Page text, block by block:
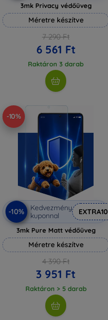
3mk Privacy védőüveg
Méretre készítve
7 290 Ft
6 561 Ft
Raktáron 3 darab
-10%
-10%
Kedvezmény
kuponnal
EXTRA10
3mk Pure Matt védőüveg
Méretre készítve
4 390 Ft
3 951 Ft
Raktáron > 5 darab